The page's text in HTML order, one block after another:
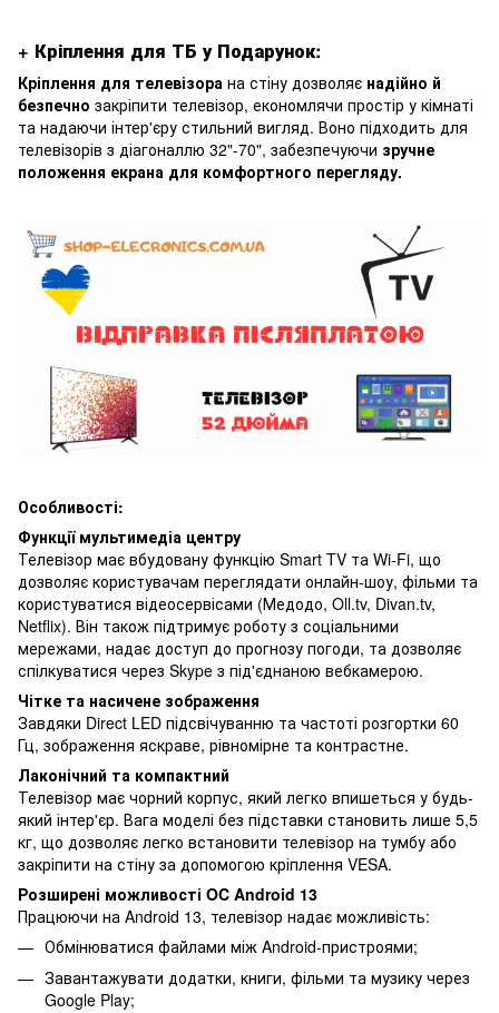
+ Кріплення для ТБ у Подарунок:
Кріплення для телевізора на стіну дозволяє надійно й
безпечно закріпити телевізор, економлячи простір у кімнаті
та надаючи інтер'єру стильний вигляд. Воно підходить для
телевізорів з діагоналлю 32"-70", забезпечуючи зручне
положення екрана для комфортного перегляду.
Особливості:
Функції мультимедіа центру
Телевізор має вбудовану функцію Smart TV та Wi-Fi, що
дозволяє користувачам переглядати онлайн-шоу, фільми та
користуватися відеосервісами (Медодо, Oll.tv, Divan.tv,
Netflix). Він також підтримує роботу з соціальними
мережами, надає доступ до прогнозу погоди, та дозволяє
спілкуватися через Skype з під'єднаною вебкамерою.
Чітке та насичене зображення
Завдяки Direct LED підсвічуванню та частоті розгортки 60
Гц, зображення яскраве, рівномірне та контрастне.
Лаконічний та компактний
Телевізор має чорний корпус, який легко впишеться у будь-
який інтер'єр. Вага моделі без підставки становить лише 5,5
кг, що дозволяє легко встановити телевізор на тумбу або
закріпити на стіну за допомогою кріплення VESA.
Розширені можливості OC Android 13
Працюючи на Android 13, телевізор надає можливість:
Обмінюватися файлами між Android-пристроями;
Завантажувати додатки, книги, фільми та музику через
Google Play;